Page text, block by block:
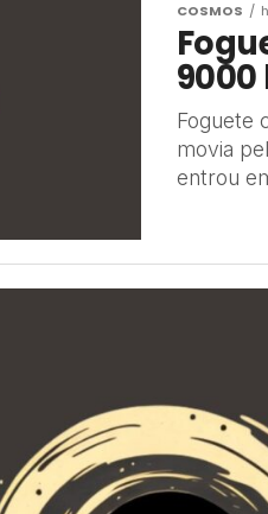
COSMOS
Foguete
movia
entrou